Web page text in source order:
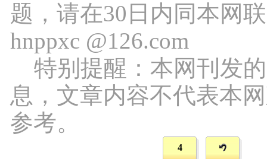
题，请在30日内同本网
hnppxc @126.com
特别提醒：本网刊发
息，文章内容不代表本
参考。
4